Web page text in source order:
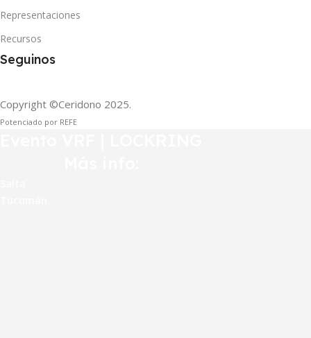
Representaciones
Recursos
Seguinos
Copyright ©Ceridono 2025.
Potenciado por REFE